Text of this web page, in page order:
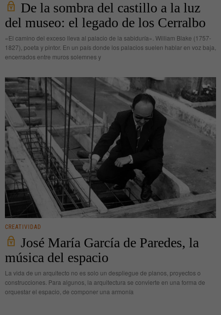
De la sombra del castillo a la luz
del museo: el legado de los Cerralbo
«El camino del exceso lleva al palacio de la sabiduría». William Blake (1757-
1827), poeta y pintor. En un país donde los palacios suelen hablar en voz baja,
encerrados entre muros solemnes y
CREATIVIDAD
José María García de Paredes, la
música del espacio
La vida de un arquitecto no es solo un despliegue de planos, proyectos o
construcciones. Para algunos, la arquitectura se convierte en una forma de
orquestar el espacio, de componer una armonía